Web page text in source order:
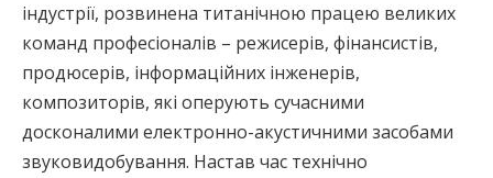
індустрії, розвинена титанічною працею великих
команд професіоналів – режисерів, фінансистів,
продюсерів, інформаційних інженерів,
композиторів, які оперують сучасними
досконалими електронно-акустичними засобами
звуковидобування. Настав час технічно